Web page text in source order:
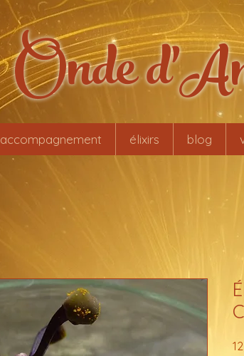
accompagnement élixirs blog
Onde